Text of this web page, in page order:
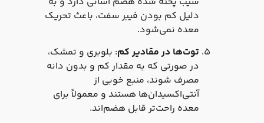
دلیل کم بودن فیبر سفت، باعث تحریک
معده نمی‌شود.
توت‌ها در مقادیر کم: بلوبری و تمشک،
در صورتی که به مقدار کم و بدون دانه
مصرف شوند، منبع خوبی از
آنتی‌اکسیدان‌ها هستند و معمولاً برای
معده راحت‌تر قابل هضم‌اند.